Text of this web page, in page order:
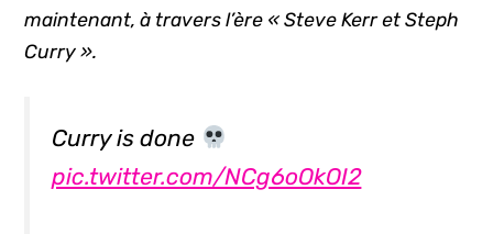
maintenant, à travers l’ère « Steve Kerr et Steph
Curry ».
Curry is done
pic.twitter.com/NCg6oOkOI2